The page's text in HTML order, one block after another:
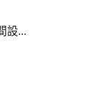
設...